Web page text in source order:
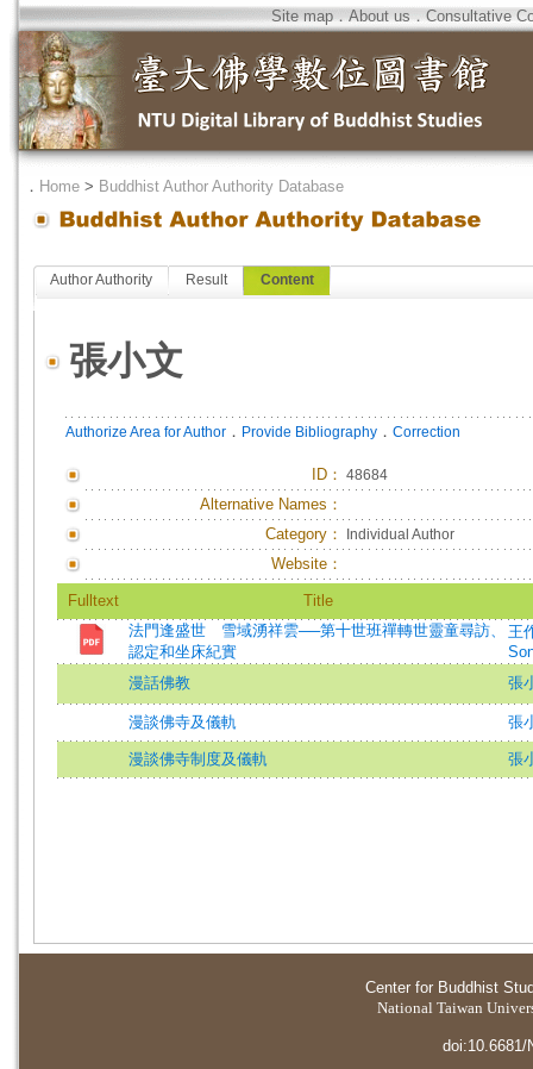
Site map．About us．Consultative
． Home > Buddhist Author Authority Database
Author Authority Result Content
張小文
Authorize Area for Author ． Provide Bibliography ． Correction
ID ： 48684
Alternative Names：
Category：
Individual Author
Website：
Fulltext
Title
法門逢盛世 雪域湧祥雲──第十世班禪轉世靈童尋訪、
認定和坐床紀實
王
漫話佛教
張
漫談佛寺及儀軌 張
漫談佛寺制度及儀軌 張
Center for Buddhist
National Taiwan
doi:10.6681/